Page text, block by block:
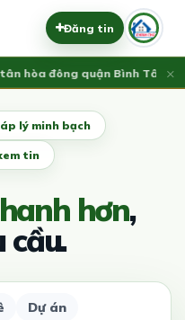
Đăng tin
hòa đông quận Bình Tân3.75
×
lý minh bạch
tin
hơn,
cầu.
Dự án